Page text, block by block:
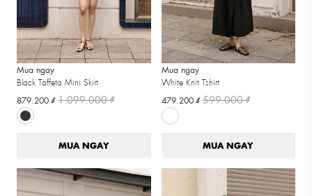
Mua ngay
Black Taffeta Mini Skirt
879.200 ₫1.099.000 ₫
MUA NGAY
Mua ngay
White Knit Tshirt
479.200 ₫599.000 ₫
MUA NGAY